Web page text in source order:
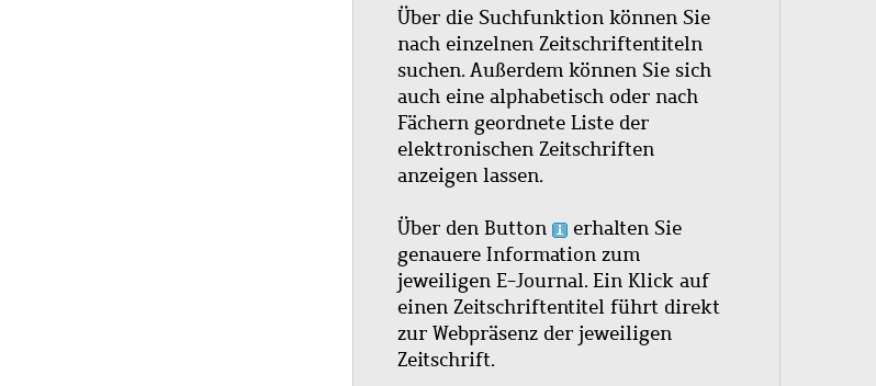
Über die Suchfunktion können Sie
nach einzelnen Zeitschriftentiteln
suchen. Außerdem können Sie sich
auch eine alphabetisch oder nach
Fächern geordnete Liste der
elektronischen Zeitschriften
anzeigen lassen.
Über den Button
erhalten Sie
genauere Information zum
jeweiligen E-Journal. Ein Klick auf
einen Zeitschriftentitel führt direkt
zur Webpräsenz der jeweiligen
Zeitschrift.